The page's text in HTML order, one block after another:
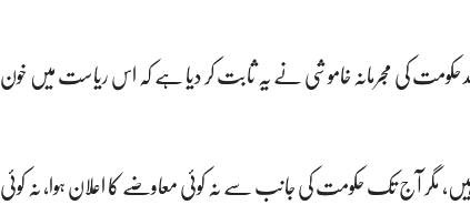
حکومت کی مجرمانہ خاموشی نے یہ ثابت کر دیا ہے کہ اس ریاست میں خون
مگر آج تک حکومت کی جانب سے نہ کوئی معاوضے کا اعلان ہوا، نہ کوئی